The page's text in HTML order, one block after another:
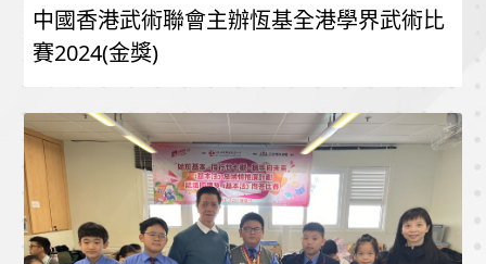
中國香港武術聯會主辦恆基全港學界武術比
賽2024(金獎)